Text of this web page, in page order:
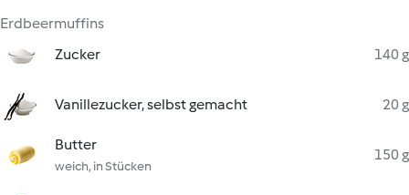
Erdbeermuffins
Zucker
140 g
Vanillezucker, selbst gemacht 20 g
Butter
weich, in Stücken
150 g